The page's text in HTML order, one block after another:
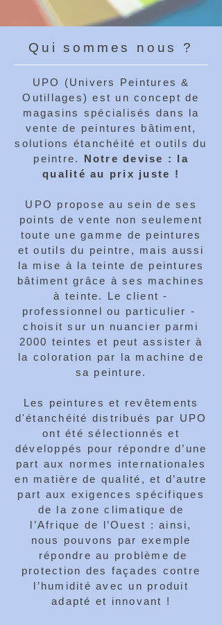
Qui sommes nous ?
UPO (Univers Peintures &
Outillages) est un concept de
magasins spécialisés dans la
vente de peintures bâtiment,
solutions étanchéité et outils du
peintre. Notre devise : la
qualité au prix juste !
UPO propose au sein de ses
points de vente non seulement
toute une gamme de peintures
et outils du peintre, mais aussi
la mise à la teinte de peintures
bâtiment grâce à ses machines
à teinte. Le client -
professionnel ou particulier -
choisit sur un nuancier parmi
2000 teintes et peut assister à
la coloration par la machine de
sa peinture.
Les peintures et revêtements
d'étanchéité distribués par UPO
ont été sélectionnés et
développés pour répondre d’une
part aux normes internationales
en matière de qualité, et d’autre
part aux exigences spécifiques
de la zone climatique de
l’Afrique de l’Ouest : ainsi,
nous pouvons par exemple
répondre au problème de
protection des façades contre
l’humidité avec un produit
adapté et innovant !